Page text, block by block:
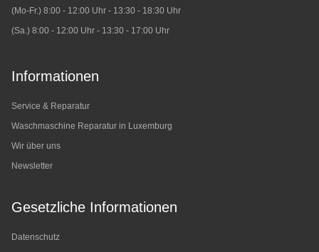
(Mo-Fr.) 8:00 - 12:00 Uhr - 13:30 - 18:30 Uhr
(Sa.) 8:00 - 12:00 Uhr - 13:30 - 17:00 Uhr
Informationen
Service & Reparatur
Waschmaschine Reparatur in Luxemburg
Wir über uns
Newsletter
Gesetzliche Informationen
Datenschutz